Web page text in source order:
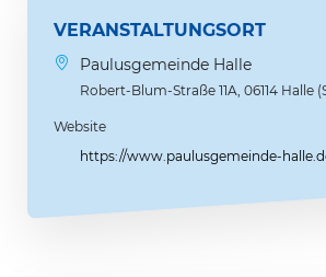
VERANSTALTUNGSORT
Paulusgemeinde Halle
Robert-Blum-Straße 11A, 06114 Halle
Website
https://www.paulusgemeinde-